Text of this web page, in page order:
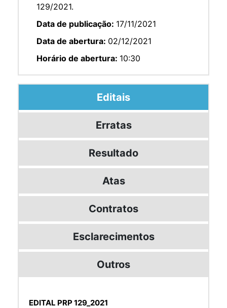
129/2021.
Data de publicação: 17/11/2021
Data de abertura: 02/12/2021
Horário de abertura: 10:30
Editais
Erratas
Resultado
Atas
Contratos
Esclarecimentos
Outros
EDITAL PRP 129_2021